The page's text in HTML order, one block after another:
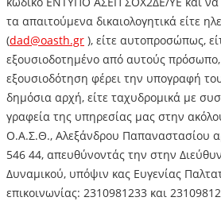
τα απαιτούμενα δικαιολογητικά είτε
(dad@oasth.gr ), είτε αυτοπροσώπως,
εξουσιοδοτημένο από αυτούς
εξουσιοδότηση φέρει την υπογραφή
δημόσια αρχή, είτε ταχυδρομικά με
γραφεία της υπηρεσίας μας στην
Ο.Α.Σ.Θ., Αλεξάνδρου Παπαναστασίου
546 44, απευθύνοντάς την στην
Δυναμικού, υπόψιν κας Ευγενίας
επικοινωνίας: 2310981233 και